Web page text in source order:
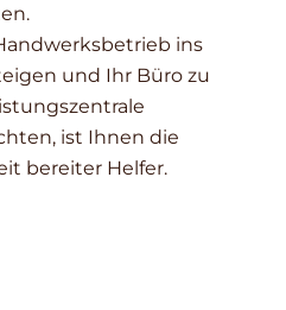
ins
und Ihr Büro zu
ist Ihnen die
bereiter Helfer.